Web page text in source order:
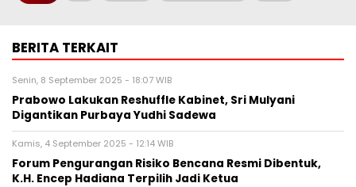
BERITA TERKAIT
Senin, 8 September 2025 - 18:07 WIB
Prabowo Lakukan Reshuffle Kabinet, Sri Mulyani
Digantikan Purbaya Yudhi Sadewa
Kamis, 4 September 2025 - 12:14 WIB
Forum Pengurangan Risiko Bencana Resmi Dibentuk,
K.H. Encep Hadiana Terpilih Jadi Ketua